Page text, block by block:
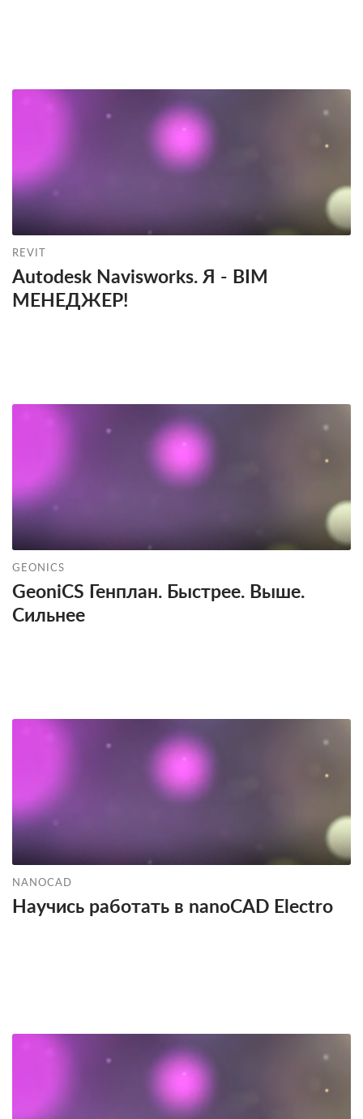
REVIT
Autodesk Navisworks. Я - BIM
МЕНЕДЖЕР!
GEONICS
GeoniCS Генплан. Быстрее. Выше.
Сильнее
NANOCAD
Научись работать в nanoCAD Electro